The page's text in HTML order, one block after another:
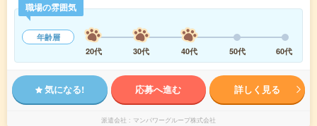
職場の雰囲気
年齢層
20代
30代 40代 50代 60代
気になる! 応募へ進む 詳しく見る
派遣会社 マンパワーグループ株式会社